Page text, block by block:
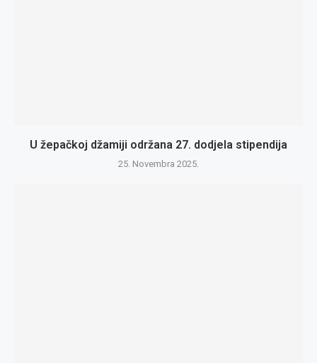
U žepačkoj džamiji održana 27. dodjela stipendija
25. Novembra 2025.